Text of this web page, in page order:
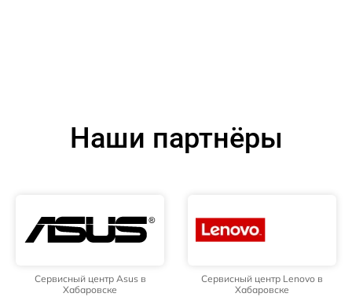
Наши партнёры
Сервисный центр Asus в
Хабаровске
Сервисный центр Lenovo в
Хабаровске